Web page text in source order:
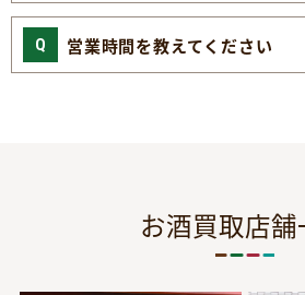
営業時間を教えてください
お酒買取店舗